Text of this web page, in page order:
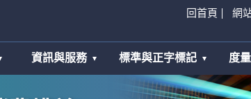
回首頁 網
資訊與服務 標準與正字標記 度